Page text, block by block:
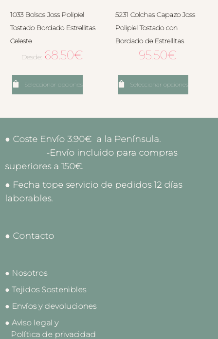
1033 Bolsos Joss Polipiel
Tostado Bordado Estrellitas
Celeste
Desde: 68.50€
Seleccionar opciones
5231 Colchas Capazo Joss
Polipiel Tostado con
Bordado de Estrellitas
95.50€
Seleccionar opciones
● Coste Envío 3.90€ a la Península.
-Envío incluido para compras
superiores a 150€.
● Fecha tope servicio de pedidos 12 días
laborables.
● Contacto
● Nosotros
● Tejidos Sostenibles
● Envíos y devoluciones
● Aviso legal y
Política de privacidad